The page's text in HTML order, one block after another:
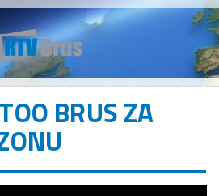
BRUS ZA